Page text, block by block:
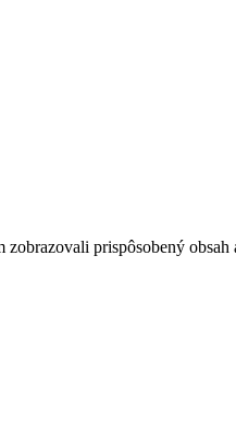
prispôsobený